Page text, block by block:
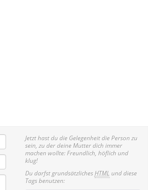
Jetzt hast du die Gelegenheit die Person zu
sein, zu der deine Mutter dich immer
machen wollte: Freundlich, höflich und
klug!
Du darfst grundsätzlichesHTML und diese
Tags benutzen: